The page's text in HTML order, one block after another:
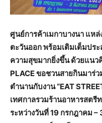
ศูนย์การค้าเมกาบางนา แห
ตะวันออก พร้อมเติมเต็มปร
ความสุขมากยิ่งขึ้น ด้วยแนว
PLACE ขอชวนสายกินมาร่
ตำนานกับงาน “EAT
เทศกาลรวมร้านอาหารสต
ระหว่างวันที่ 19 กรกฎาคม